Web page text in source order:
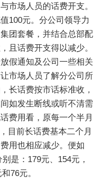
市场人员的话费开支。
100元。分公司领导力
团套餐，并结合总部配
且话费开支得以减少。
假通知及公司一些相关
市场人员了解分公司所
长话费按市话标准收，
如发生断线或听不清需
费用看，原每一个半月
目前长话费基本二个月
用也相应减少。便如
是：179元、154元，
76元。